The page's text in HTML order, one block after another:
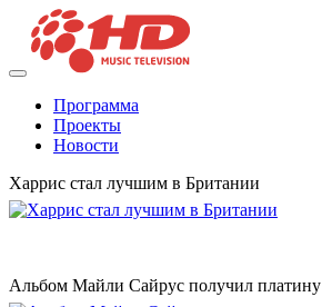
Программа
Проекты
Новости
Харрис стал лучшим в Британии
Альбом Майли Сайрус получил платину